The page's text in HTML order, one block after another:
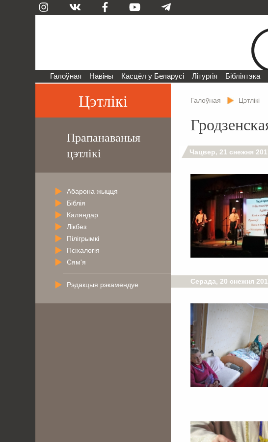
Галоўная Навіны Касцёл у Беларусі Літургія Бібліятэка
Галоўная Цэтлікі
Чацвер, 21 снежня
Серада, 20 снежня
Цэтлікі
Прапанаваныя
цэтлікі
Абарона жыцця
Біблія
Каляндар
Лікбез
Пілігрымкі
Псіхалогія
Сям'я
Рэдакцыя рэкамендуе